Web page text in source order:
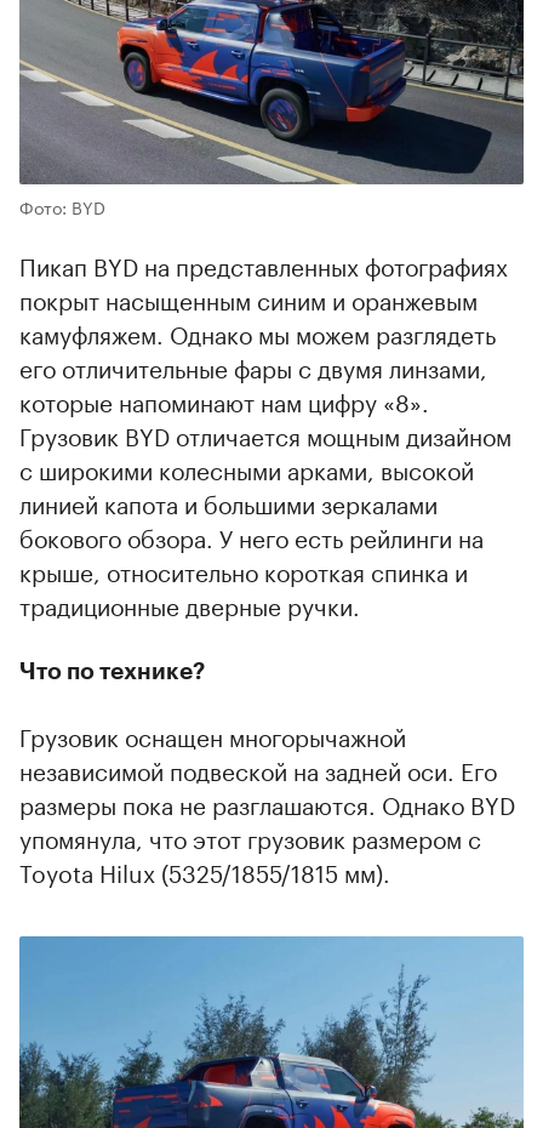
Фото: BYD
Пикап BYD на представленных фотографиях
покрыт насыщенным синим и оранжевым
камуфляжем. Однако мы можем разглядеть
его отличительные фары с двумя линзами,
которые напоминают нам цифру «8».
Грузовик BYD отличается мощным дизайном
с широкими колесными арками, высокой
линией капота и большими зеркалами
бокового обзора. У него есть рейлинги на
крыше, относительно короткая спинка и
традиционные дверные ручки.
Что по технике?
Грузовик оснащен многорычажной
независимой подвеской на задней оси. Его
размеры пока не разглашаются. Однако BYD
упомянула, что этот грузовик размером с
Toyota Hilux (5325/1855/1815 мм).